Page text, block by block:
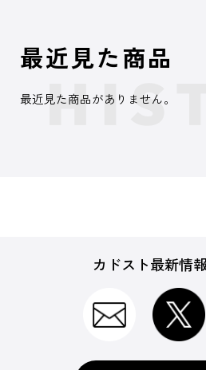
最近見た商品
最近見た商品がありません。
カドスト最新情